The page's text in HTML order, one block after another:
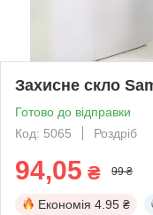
Захисне скло
Готово до відправки
Код: 5065
Роздріб
94,05 ₴ 99 ₴
Економія 4.95 ₴